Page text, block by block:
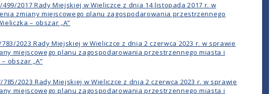
499/2017 Rady Miejskiej w Wieliczce z dnia 14 listopada 2017 r. w
zmiany miejscowego planu zagospodarowania przestrzennego
– obszar „A”
783/2023 Rady Miejskiej w Wieliczce z dnia 2 czerwca 2023 r. w sprawie
miejscowego planu zagospodarowania przestrzennego miasta i
obszar „A”
785/2023 Rady Miejskiej w Wieliczce z dnia 2 czerwca 2023 r. w sprawie
miejscowego planu zagospodarowania przestrzennego miasta i